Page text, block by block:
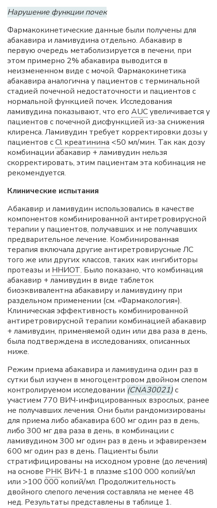
Нарушение функции почек
Фармакокинетические данные были получены для
абакавира и ламивудина отдельно. Абакавир в
первую очередь метаболизируется в печени, при
этом примерно 2% абакавира выводится в
неизмененном виде с мочой. Фармакокинетика
абакавира аналогична у пациентов с терминальной
стадией почечной недостаточности и пациентов с
нормальной функцией почек. Исследования
ламивудина показывают, что его AUCувеличивается у
пациентов с почечной дисфункцией из-за снижения
клиренса. Ламивудин требует корректировки дозы у
пациентов сCl креатинина <50 мл/мин. Так как дозу
комбинации абакавир + ламивудин нельзя
скорректировать, этим пациентам эта кобинация не
рекомендуется.
Клинические испытания
Абакавир и ламивудин использовались в качестве
компонентов комбинированной антиретровирусной
терапии у пациентов, получавших и не получавших
предварительное лечение. Комбинированная
терапия включала другие антиретровирусные ЛС
того же или других классов, таких как ингибиторы
протеазы и ННИОТ. Было показано, что комбинация
абакавир + ламивудин в виде таблеток
биоэквивалентна абакавиру и ламивудину при
раздельном применении (см. «Фармакология»).
Клиническая эффективность комбинированной
антиретровирусной терапии комбинацией абакавир
+ ламивудин, применяемой один или два раза в день,
была подтверждена в исследованиях, описанных
ниже.
Режим приема абакавира и ламивудина один раз в
сутки был изучен в многоцентровом двойном слепом
контролируемом исследовании (CNA30021)с
участием 770 ВИЧ-инфицированных взрослых, ранее
не получавших лечения. Они были рандомизированы
для приема либо абакавира 600 мг один раз в день,
либо 300 мг два раза в день, в комбинации с
ламивудином 300 мг один раз в день и эфавирензем
600 мг один раз в день. Пациенты были
стратифицированы на исходном уровне (до лечения)
на основе РНК ВИЧ-1 в плазме ≤100 000 копий/мл
или >100 000 копий/мл. Продолжительность
двойного слепого лечения составляла не менее 48
нед. Результаты представлены в таблице 1.